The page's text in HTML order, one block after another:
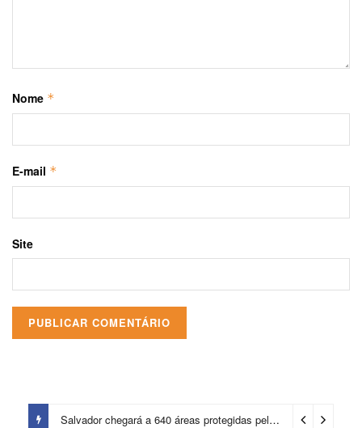
Nome *
E-mail *
Site
Salvador chegará a 640 áreas protegidas pela Prefeitura com investimentos em contenções de encostas e prevenção de riscos